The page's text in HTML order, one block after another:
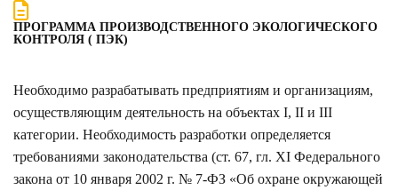
ПРОГРАММА ПРОИЗВОДСТВЕННОГО ЭКОЛОГИЧЕСКОГО
КОНТРОЛЯ ( ПЭК)
Необходимо разрабатывать предприятиям и организациям,
осуществляющим деятельность на объектах I, II и III
категории. Необходимость разработки определяется
требованиями законодательства (ст. 67, гл. XI Федерального
закона от 10 января 2002 г. № 7-ФЗ «Об охране окружающей